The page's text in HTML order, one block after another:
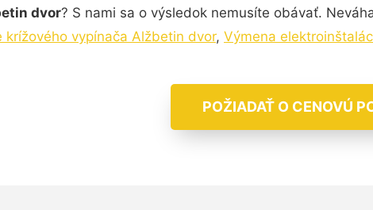
dvor? S nami sa o výsledok nemusíte obávať.
krížového vypínača Alžbetin dvor, Výmena
POŽIADAŤ O CENOVÚ